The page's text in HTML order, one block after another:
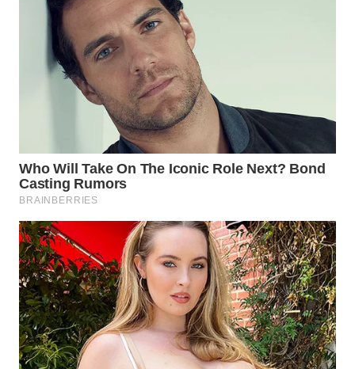
KARO
WN
SIMALUNGUN
WN
TAPANULI
TENGAH
WN DELI
SERDANG
WN
TEBING
TINGGI